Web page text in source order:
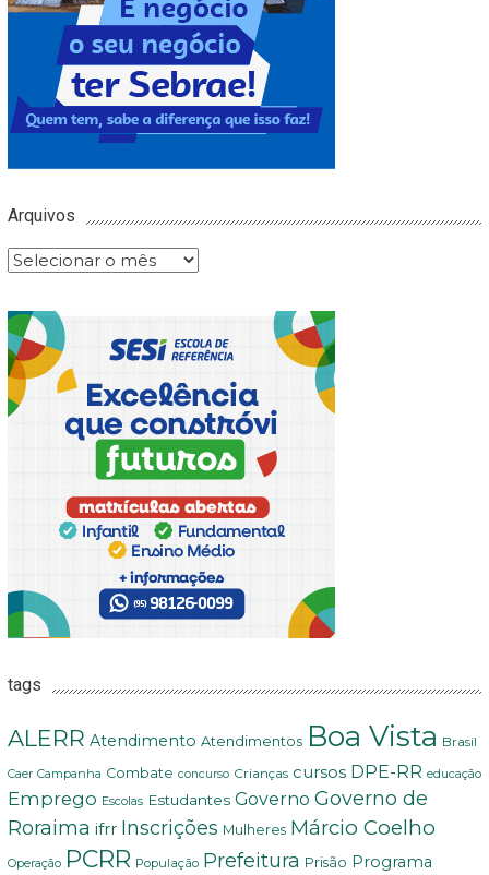
Arquivos
Arquivos
tags
ALERR Atendimento Atendimentos Boa Vista Brasil
Caer Campanha Combate concurso Crianças cursos DPE-RR educação
Emprego Escolas Estudantes Governo Governo de
Roraima ifrr Inscrições Mulheres Márcio Coelho
Operação PCRR População Prefeitura Prisão Programa